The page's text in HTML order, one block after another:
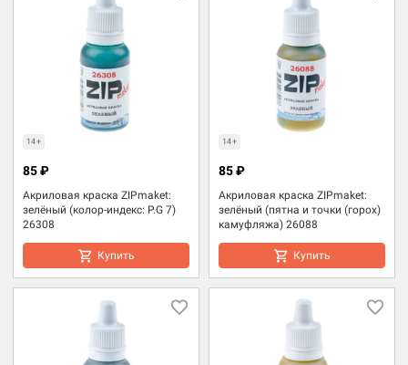
14+
Акриловая краска ZIPmaket:
зелёный (колор-индекс: P.G 7)
26308
85 ₽
Купить
14+
Акриловая краска ZIPmaket:
зелёный (пятна и точки (горох)
камуфляжа) 26088
85 ₽
Купить